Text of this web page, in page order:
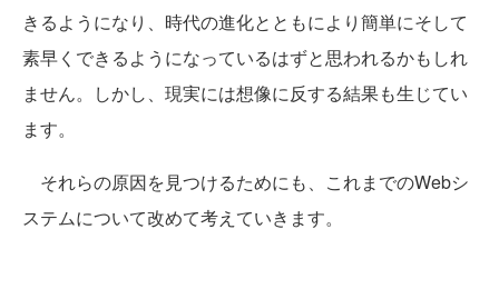
きるようになり、時代の進化とともにより簡単にそして
素早くできるようになっているはずと思われるかもしれ
ません。しかし、現実には想像に反する結果も生じてい
ます。
それらの原因を見つけるためにも、これまでのWebシ
ステムについて改めて考えていきます。